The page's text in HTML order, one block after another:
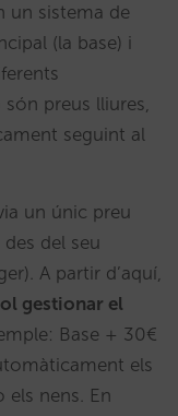
un sistema de
(la base) i
són preus lliures,
seguint al
un únic preu
del seu
A partir d’aquí,
gestionar el
Base + 30€
els
els nens. En